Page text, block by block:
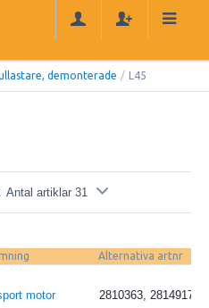
demonterade / L45
Antal artiklar 31
Alternativa artnr
motor 2810363, 2814917,